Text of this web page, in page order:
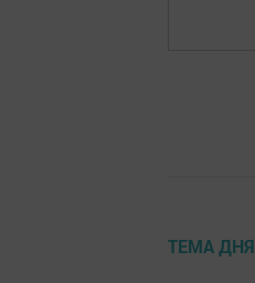
ТЕМА ДНЯ